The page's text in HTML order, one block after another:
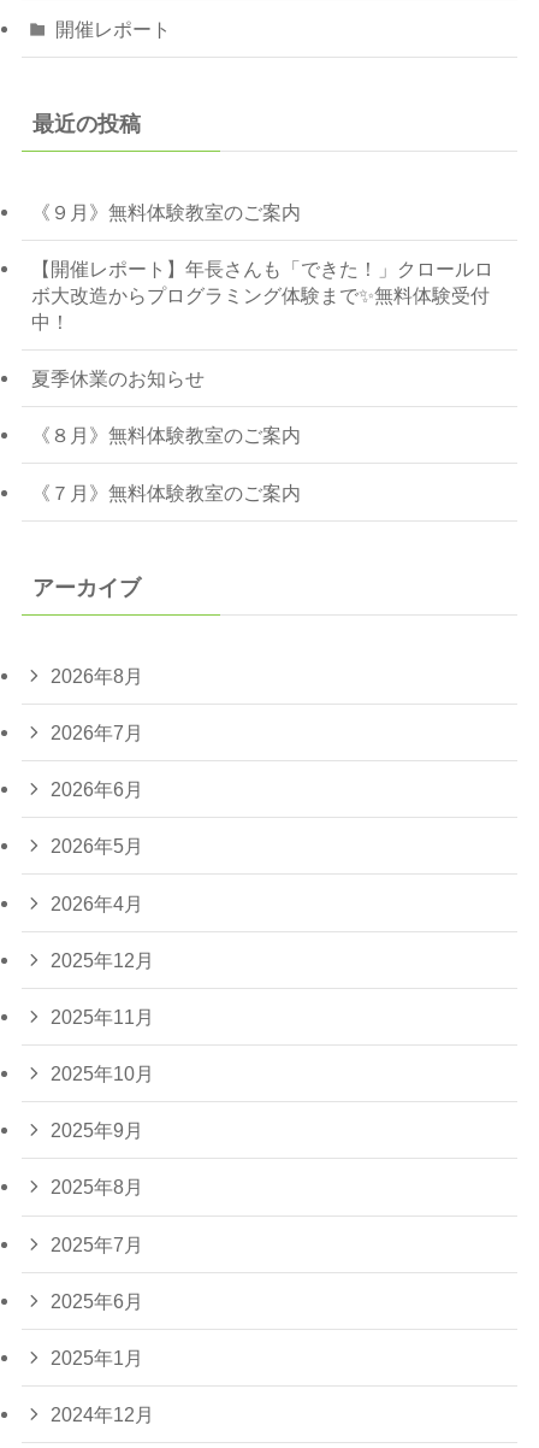
開催レポート
最近の投稿
《９月》無料体験教室のご案内
【開催レポート】年長さんも「できた！」クロールロ
ボ大改造からプログラミング体験まで✨無料体験受付
中！
夏季休業のお知らせ
《８月》無料体験教室のご案内
《７月》無料体験教室のご案内
アーカイブ
2026年8月
2026年7月
2026年6月
2026年5月
2026年4月
2025年12月
2025年11月
2025年10月
2025年9月
2025年8月
2025年7月
2025年6月
2025年1月
2024年12月